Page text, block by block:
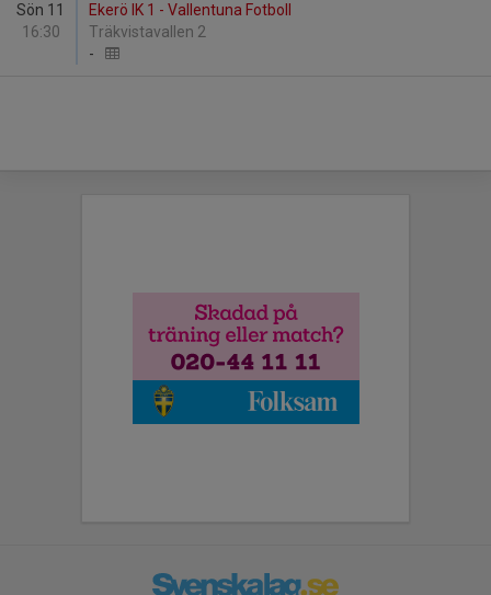
Sön 11
16:30
Ekerö IK 1 - Vallentuna Fotboll
Träkvistavallen 2
-